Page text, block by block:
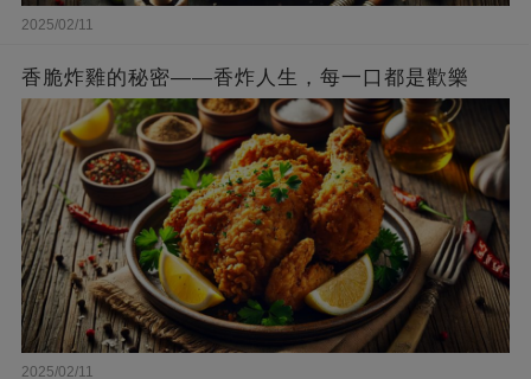
2025/02/11
香脆炸雞的秘密——香炸人生，每一口都是歡樂
2025/02/11